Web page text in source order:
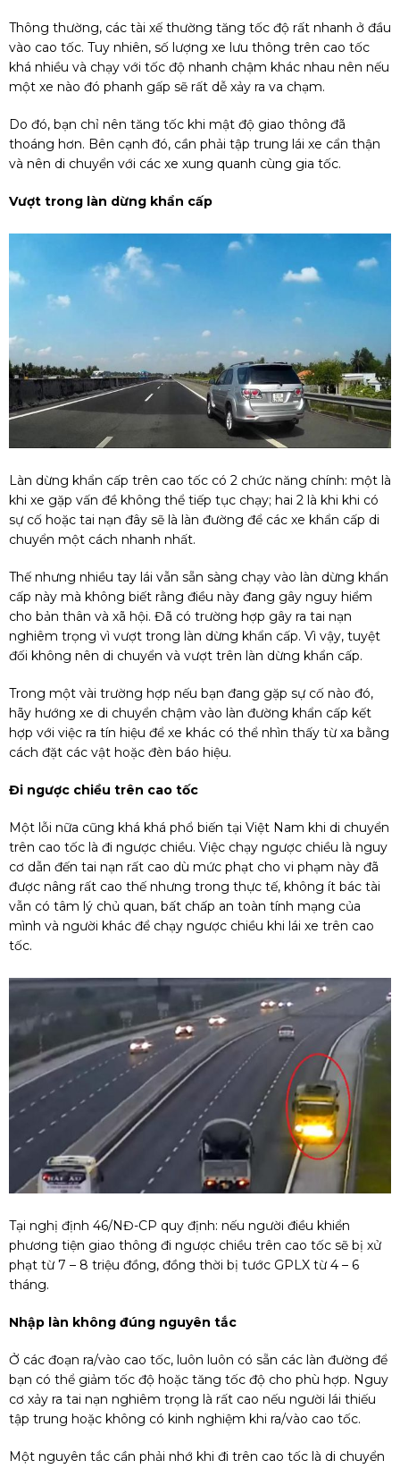
Thông thường, các tài xế thường tăng tốc độ rất nhanh ở đầu
vào cao tốc. Tuy nhiên, số lượng xe lưu thông trên cao tốc
khá nhiều và chạy với tốc độ nhanh chậm khác nhau nên nếu
một xe nào đó phanh gấp sẽ rất dễ xảy ra va chạm.
Do đó, bạn chỉ nên tăng tốc khi mật độ giao thông đã
thoáng hơn. Bên cạnh đó, cần phải tập trung lái xe cẩn thận
và nên di chuyển với các xe xung quanh cùng gia tốc.
Vượt trong làn dừng khẩn cấp
Làn dừng khẩn cấp trên cao tốc có 2 chức năng chính: một là
khi xe gặp vấn đề không thể tiếp tục chạy; hai 2 là khi khi có
sự cố hoặc tai nạn đây sẽ là làn đường để các xe khẩn cấp di
chuyển một cách nhanh nhất.
Thế nhưng nhiều tay lái vẫn sẵn sàng chạy vào làn dừng khẩn
cấp này mà không biết rằng điều này đang gây nguy hiểm
cho bản thân và xã hội. Đã có trường hợp gây ra tai nạn
nghiêm trọng vì vượt trong làn dừng khẩn cấp. Vì vậy, tuyệt
đối không nên di chuyển và vượt trên làn dừng khẩn cấp.
Trong một vài trường hợp nếu bạn đang gặp sự cố nào đó,
hãy hướng xe di chuyển chậm vào làn đường khẩn cấp kết
hợp với việc ra tín hiệu để xe khác có thể nhìn thấy từ xa bằng
cách đặt các vật hoặc đèn báo hiệu.
Đi ngược chiều trên cao tốc
Một lỗi nữa cũng khá khá phổ biến tại Việt Nam khi di chuyển
trên cao tốc là đi ngược chiều. Việc chạy ngược chiều là nguy
cơ dẫn đến tai nạn rất cao dù mức phạt cho vi phạm này đã
được nâng rất cao thế nhưng trong thực tế, không ít bác tài
vẫn có tâm lý chủ quan, bất chấp an toàn tính mạng của
mình và người khác để chạy ngược chiều khi lái xe trên cao
tốc.
Tại nghị định 46/NĐ-CP quy định: nếu người điều khiển
phương tiện giao thông đi ngược chiều trên cao tốc sẽ bị xử
phạt từ 7 – 8 triệu đồng, đồng thời bị tước GPLX từ 4 – 6
tháng.
Nhập làn không đúng nguyên tắc
Ở các đoạn ra/vào cao tốc, luôn luôn có sẵn các làn đường để
bạn có thể giảm tốc độ hoặc tăng tốc độ cho phù hợp. Nguy
cơ xảy ra tai nạn nghiêm trọng là rất cao nếu người lái thiếu
tập trung hoặc không có kinh nghiệm khi ra/vào cao tốc.
Một nguyên tắc cần phải nhớ khi đi trên cao tốc là di chuyển